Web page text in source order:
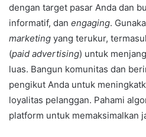
dengan target pasar Anda dan
informatif, dan engaging.
marketing yang terukur,
(paid advertising) untuk
luas. Bangun komunitas dan
pengikut Anda untuk
loyalitas pelanggan. Pahami
platform untuk memaksimalkan